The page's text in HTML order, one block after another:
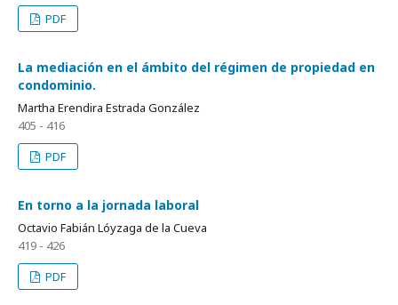
PDF
La mediación en el ámbito del régimen de propiedad en
condominio.
Martha Erendira Estrada González
405 - 416
PDF
En torno a la jornada laboral
Octavio Fabián Lóyzaga de la Cueva
419 - 426
PDF